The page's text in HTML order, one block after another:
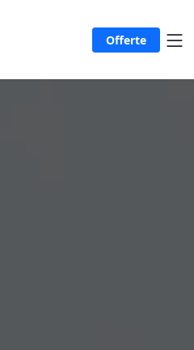
Offerte